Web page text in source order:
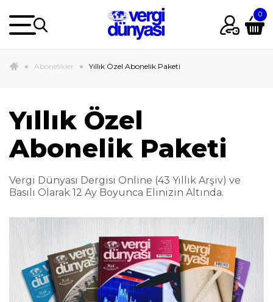
Abonelikler Yıllık Özel Abonelik Paketi
Yıllık Özel
Abonelik Paketi
Vergi Dünyası Dergisi Online (43 Yıllık Arşiv) ve
Basılı Olarak 12 Ay Boyunca Elinizin Altında.